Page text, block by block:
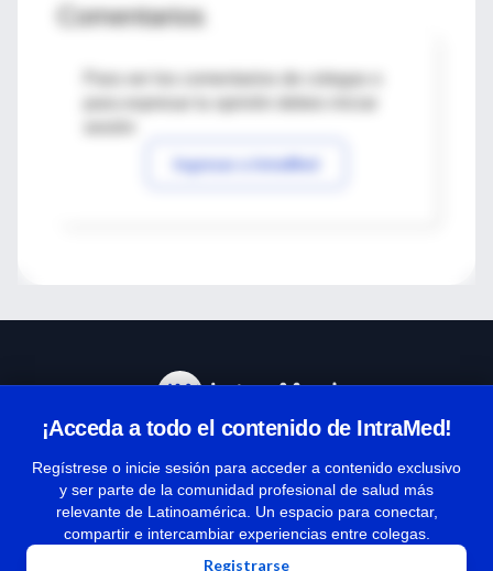
Comentarios
Para ver los comentarios de colegas o
Ingresar a IntraMed
¡Acceda a todo el contenido de IntraMed!
Regístrese o inicie sesión para acceder a contenido exclusivo
y ser parte de la comunidad profesional de salud más
relevante de Latinoamérica. Un espacio para conectar,
compartir e intercambiar experiencias entre colegas.
Registrarse
Términos y condiciones
| Políticas de privacidad